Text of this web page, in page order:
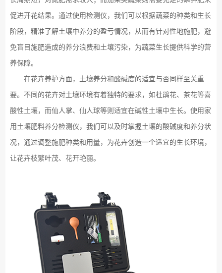
促进开花结果。通过使用检测仪，我们可以根据蔬菜的种类和生长
阶段，精准了解土壤中养分的盈亏情况，从而有针对性地施肥，避
免盲目施肥造成的养分浪费和土壤污染，为蔬菜生长提供科学的营
养保障。
在花卉养护方面，土壤养分和酸碱度的适宜与否同样至关重
要。不同的花卉对土壤环境有着独特的要求，如杜鹃花、茶花等喜
酸性土壤，而仙人掌、仙人球等则适宜在碱性土壤中生长。使用家
用土壤肥料养分检测仪，我们可以及时掌握土壤的酸碱度和养分状
况，通过调整施肥种类和用量，为花卉创造一个适宜的生长环境，
让花卉枝繁叶茂、花开艳丽。